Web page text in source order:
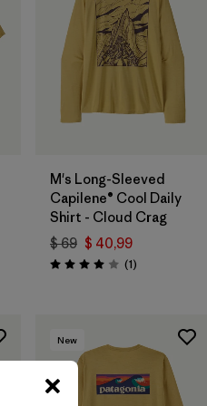
M's Long-Sleeved
Capilene® Cool Daily
Shirt - Cloud Crag
$ 69 $ 40,99
Valoración: 4.0 / 5
(1Comentarios
)
New